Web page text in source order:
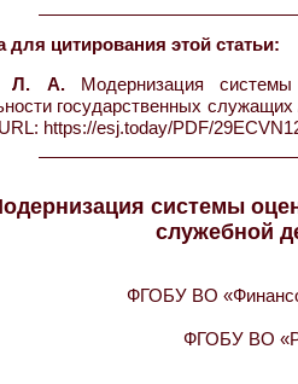
цитирования этой статьи:
Л. А.Модернизация системы
государственных
https://esj.today/PDF/
системы
служебной
ФГОБУ ВО
ФГОБУ ВО